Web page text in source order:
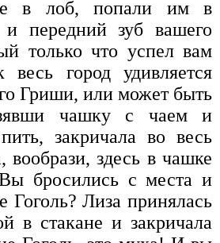
в лоб, попали им в
передний зуб вашего
только что успел вам
весь город удивляется
Гриши, или может быть
чашку с чаем и
закричала во весь
здесь в чашке
бросились с места и
Гоголь? Лиза принялась
в стакане и закричала